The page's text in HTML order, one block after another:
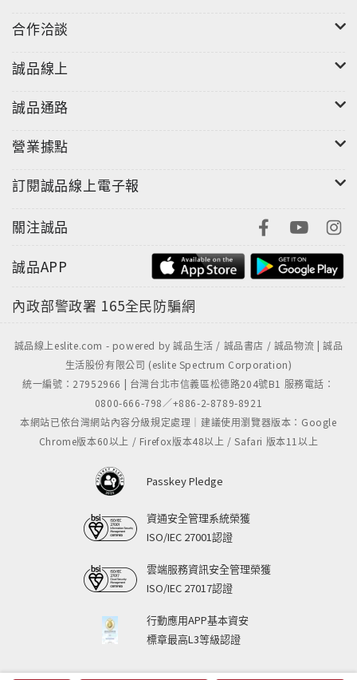
合作洽談
誠品線上
誠品通路
營業據點
訂閱誠品線上電子報
關注誠品
誠品APP
內政部警政署 165全民防騙網
誠品線上eslite.com - powered by 誠品生活 / 誠品書店 / 誠品物流 | 誠品
生活股份有限公司 (eslite Spectrum Corporation)
統一編號：27952966 | 台灣台北市信義區松德路204號B1 服務電話：
0800-666-798／+886-2-8789-8921
本網站已依台灣網站內容分級規定處理｜建議使用瀏覽器版本：Google
Chrome版本60以上 / Firefox版本48以上 / Safari 版本11以上
Passkey Pledge
資通安全管理系統榮獲
ISO/IEC 27001認證
雲端服務資訊安全管理榮獲
ISO/IEC 27017認證
行動應用APP基本資安
標章最高L3等級認證